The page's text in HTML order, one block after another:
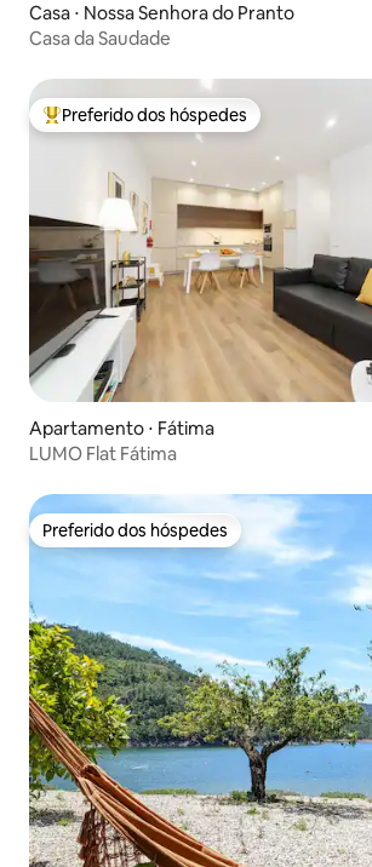
Casa ⋅ Nossa Senhora do Pranto
Casa da Saudade
Entre os melhores preferidos dos hóspedes
Preferido dos hóspedes
Apartamento ⋅ Fátima
LUMO Flat Fátima
Preferido dos hóspedes
Preferido dos hóspedes